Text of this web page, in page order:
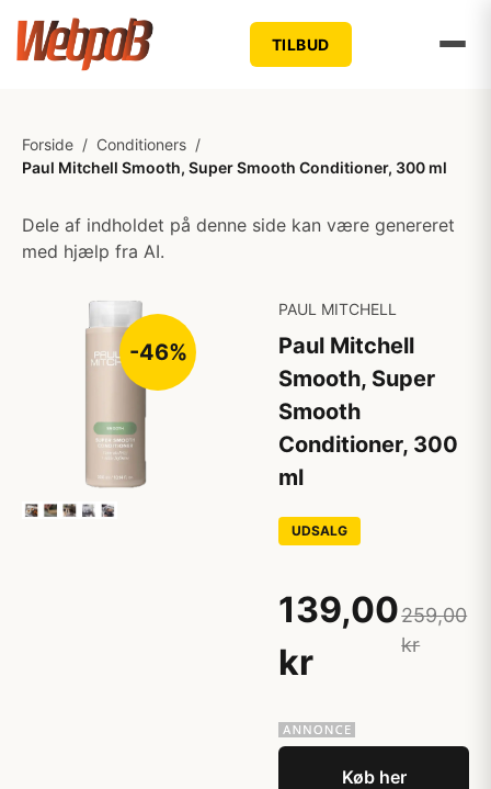
TILBUD
Forside / Conditioners /
Paul Mitchell Smooth, Super Smooth Conditioner, 300 ml
Dele af indholdet på denne side kan være genereret
med hjælp fra AI.
-46%
PAUL MITCHELL
Paul Mitchell
Smooth, Super
Smooth
Conditioner, 300
ml
UDSALG
139,00
kr
259,00
kr
Køb her